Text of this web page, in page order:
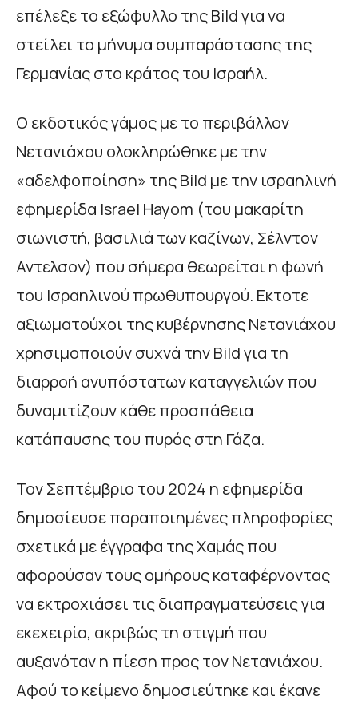
επέλεξε το εξώφυλλο της Bild για να
στείλει το μήνυμα συμπαράστασης της
Γερμανίας στο κράτος του Ισραήλ.
Ο εκδοτικός γάμος με το περιβάλλον
Νετανιάχου ολοκληρώθηκε με την
«αδελφοποίηση» της Bild με την ισραηλινή
εφημερίδα Israel Hayom (του μακαρίτη
σιωνιστή, βασιλιά των καζίνων, Σέλντον
Αντελσον) που σήμερα θεωρείται η φωνή
του Ισραηλινού πρωθυπουργού. Εκτοτε
αξιωματούχοι της κυβέρνησης Νετανιάχου
χρησιμοποιούν συχνά την Bild για τη
διαρροή ανυπόστατων καταγγελιών που
δυναμιτίζουν κάθε προσπάθεια
κατάπαυσης του πυρός στη Γάζα.
Τον Σεπτέμβριο του 2024 η εφημερίδα
δημοσίευσε παραποιημένες πληροφορίες
σχετικά με έγγραφα της Χαμάς που
αφορούσαν τους ομήρους καταφέρνοντας
να εκτροχιάσει τις διαπραγματεύσεις για
εκεχειρία, ακριβώς τη στιγμή που
αυξανόταν η πίεση προς τον Νετανιάχου.
Αφού το κείμενο δημοσιεύτηκε και έκανε